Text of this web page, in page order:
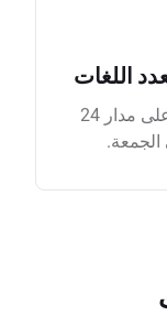
اللغات
فريق الدعم لدينا جاهز لمساعدتك على مدار 24
الجمعة.